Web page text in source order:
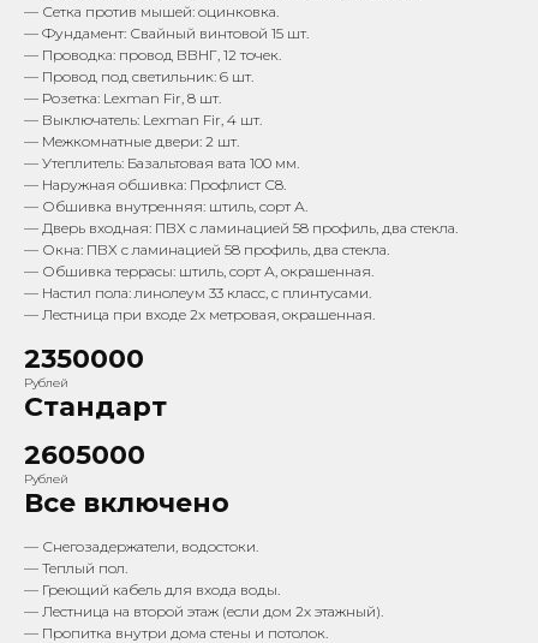
— Сетка против мышей: оцинковка.
— Фундамент: Свайный винтовой 15 шт.
— Проводка: провод ВВНГ, 12 точек.
— Провод под светильник: 6 шт.
— Розетка: Lexman Fir, 8 шт.
— Выключатель: Lexman Fir, 4 шт.
— Межкомнатные двери: 2 шт.
— Утеплитель: Базальтовая вата 100 мм.
— Наружная обшивка: Профлист С8.
— Обшивка внутренняя: штиль, сорт А.
— Дверь входная: ПВХ с ламинацией 58 профиль, два стекла.
— Окна: ПВХ с ламинацией 58 профиль, два стекла.
— Обшивка террасы: штиль, сорт А, окрашенная.
— Настил пола: линолеум 33 класс, с плинтусами.
— Лестница при входе 2х метровая, окрашенная.
2350000
Рублей
Стандарт
2605000
Рублей
Все включено
— Снегозадержатели, водостоки.
— Теплый пол.
— Греющий кабель для входа воды.
— Лестница на второй этаж (если дом 2х этажный).
— Пропитка внутри дома стены и потолок.